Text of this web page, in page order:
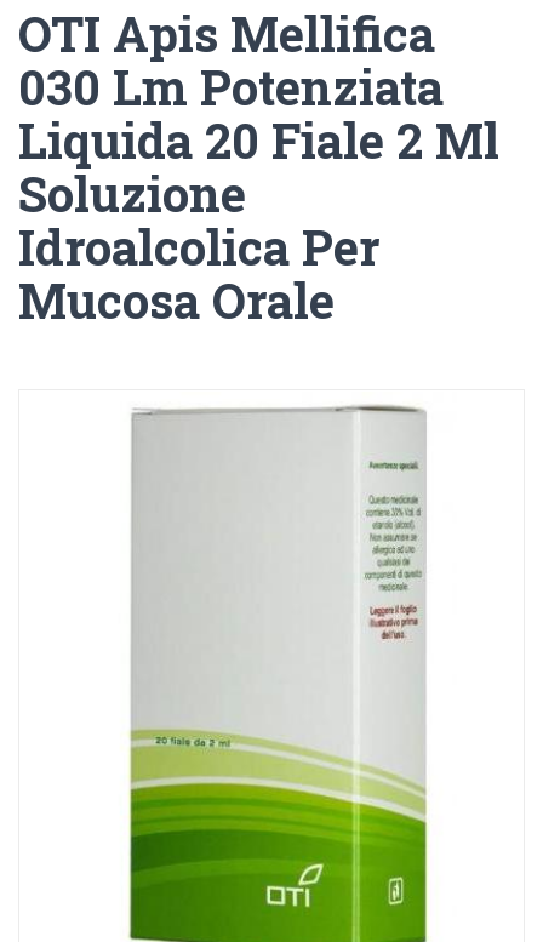
OTI Apis Mellifica
030 Lm Potenziata
Liquida 20 Fiale 2 Ml
Soluzione
Idroalcolica Per
Mucosa Orale